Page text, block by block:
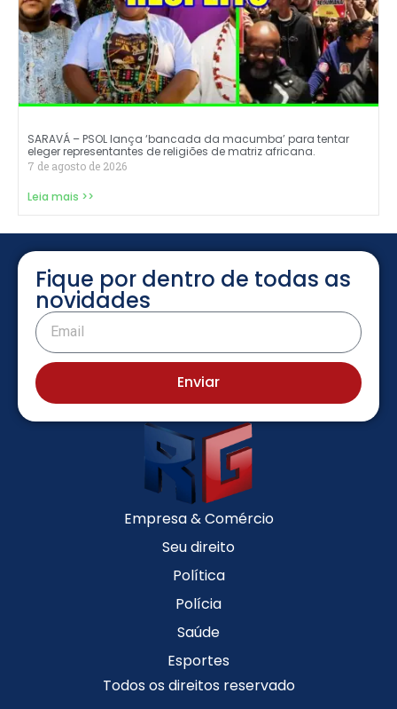
SARAVÁ – PSOL lança ‘bancada da macumba’ para tentar
eleger representantes de religiões de matriz africana.
7 de agosto de 2026
Leia mais >>
Fique por dentro de todas as
novidades
Enviar
Empresa & Comércio
Seu direito
Política
Polícia
Saúde
Esportes
Todos os direitos reservado